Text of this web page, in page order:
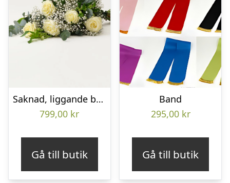
Saknad, liggande bukett
799,00 kr
Gå till butik
Band
295,00 kr
Gå till butik